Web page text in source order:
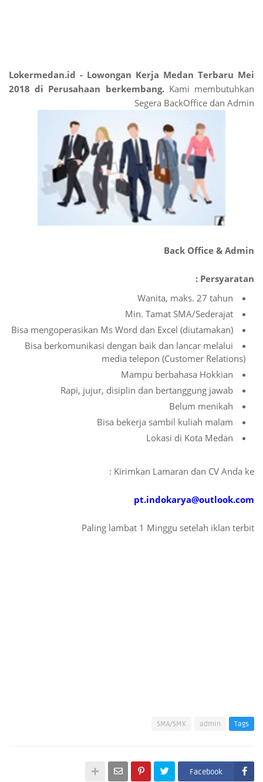
Lokermedan.id - Lowongan Kerja Medan Terbaru Mei
2018 di Perusahaan berkembang.Kami membutuhkan
Segera BackOffice dan Admin
Back Office & Admin
Persyaratan :
Wanita, maks. 27 tahun
Min. Tamat SMA/Sederajat
Bisa mengoperasikan Ms Word dan Excel (diutamakan)
Bisa berkomunikasi dengan baik dan lancar melalui
media telepon (Customer Relations)
Mampu berbahasa Hokkian
Rapi, jujur, disiplin dan bertanggung jawab
Belum menikah
Bisa bekerja sambil kuliah malam
Lokasi di Kota Medan
Kirimkan Lamaran dan CV Anda ke :
pt.indokarya@outlook.com
Paling lambat 1 Minggu setelah iklan terbit
Tags
admin
SMA/SMK
Facebook